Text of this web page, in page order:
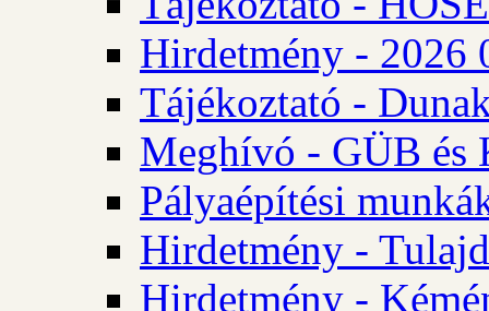
Hirdetmény - 2026
Tájékoztató -
Meghívó - GÜB és
Pályaépítési
Hirdetmény -
Hirdetmény -